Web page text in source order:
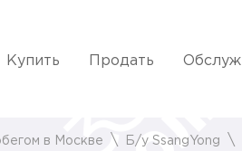
Купить Продать
в Москве Б/у SsangYong